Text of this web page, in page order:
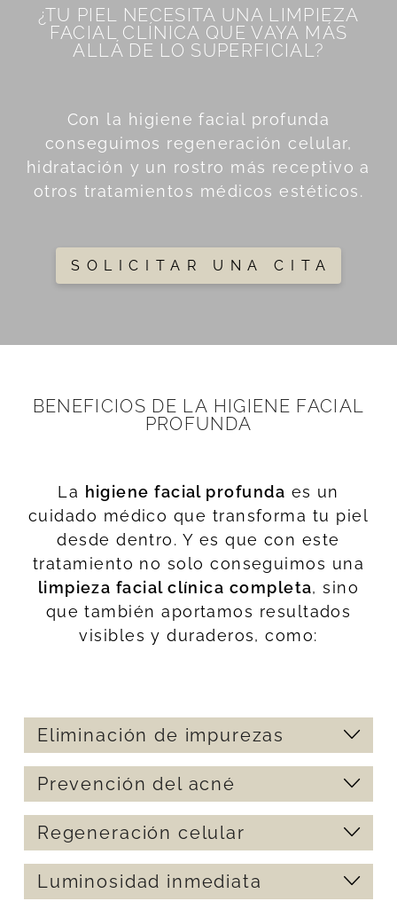
¿TU PIEL NECESITA UNA LIMPIEZA
FACIAL CLÍNICA QUE VAYA MÁS
ALLÁ DE LO SUPERFICIAL?
Con la higiene facial profunda
conseguimos regeneración celular,
hidratación y un rostro más receptivo a
otros tratamientos médicos estéticos.
SOLICITAR UNA CITA
BENEFICIOS DE LA HIGIENE FACIAL
PROFUNDA
La higiene facial profunda es un
cuidado médico que transforma tu piel
desde dentro. Y es que con este
tratamiento no solo conseguimos una
limpieza facial clínica completa, sino
que también aportamos resultados
visibles y duraderos, como:
Eliminación de impurezas
Retiramos células muertas, exceso de
grasa y residuos de contaminación que
se acumulan en la piel. Esto permite que
recupere su aspecto limpio y saludable.
Prevención del acné
Al desobstruir los poros y reducir
puntos negros y espinillas, ayudamos a
controlar brotes en pieles con tendencia
Regeneración celular
Favorecemos la renovación natural de la
Luminosidad inmediata